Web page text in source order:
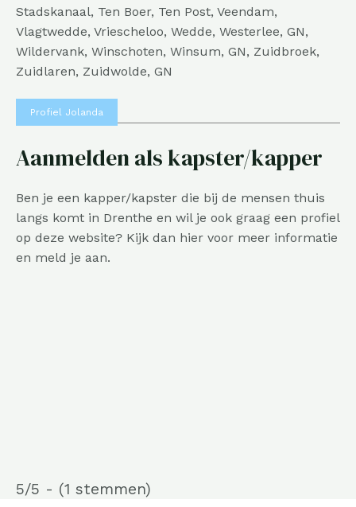
Stadskanaal, Ten Boer, Ten Post, Veendam,
Vlagtwedde, Vriescheloo, Wedde, Westerlee, GN,
Wildervank, Winschoten, Winsum, GN, Zuidbroek,
Zuidlaren, Zuidwolde, GN
Profiel Jolanda
Aanmelden als kapster/kapper
Ben je een kapper/kapster die bij de mensen thuis
langs komt in Drenthe en wil je ook graag een profiel
op deze website? Kijk dan hier voor meer informatie
en meld je aan.
5/5 - (1 stemmen)